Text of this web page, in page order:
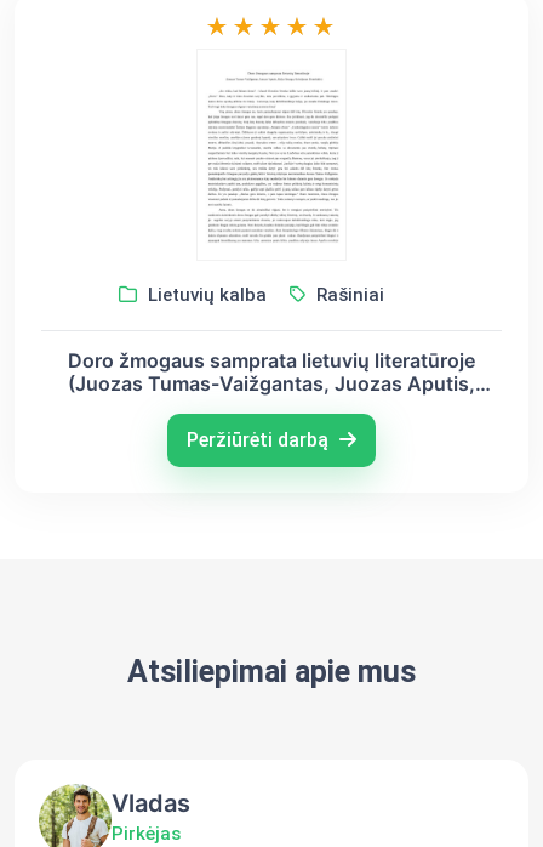
Lietuvių kalba Rašiniai
Doro žmogaus samprata lietuvių literatūroje
(Juozas Tumas-Vaižgantas, Juozas Aputis,
Peržiūrėti darbą
Atsiliepimai apie mus
Vladas
Pirkėjas